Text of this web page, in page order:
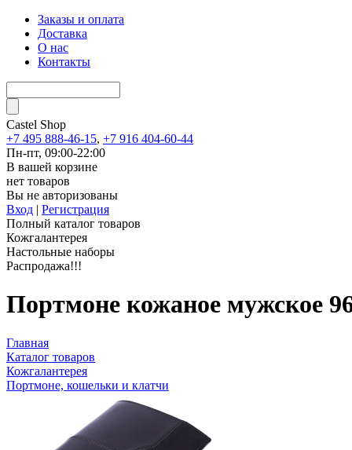
Заказы и оплата
Доставка
О нас
Контакты
Castel Shop
+7 495 888-46-15, +7 916 404-60-44
Пн-пт, 09:00-22:00
В вашей корзине
нет товаров
Вы не авторизованы
Вход | Регистрация
Полный каталог товаров
Кожгалантерея
Настольные наборы
Распродажа!!!
Портмоне кожаное мужское
Главная
Каталог товаров
Кожгалантерея
Портмоне, кошельки и клатчи